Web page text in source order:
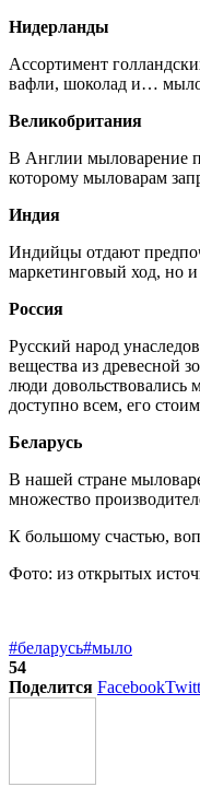
Нидерланды
Ассортимент
вафли, шоколад и… мыло
Великобритания
В Англии мыловарение
которому мыловарам
Индия
Индийцы отдают
маркетинговый ход, но
Россия
Русский народ
вещества из древесной
люди
доступно всем, его
Беларусь
В нашей стране
множество
К большому счастью,
Фото: из открытых
#беларусь#мыло
54
Поделится Facebook